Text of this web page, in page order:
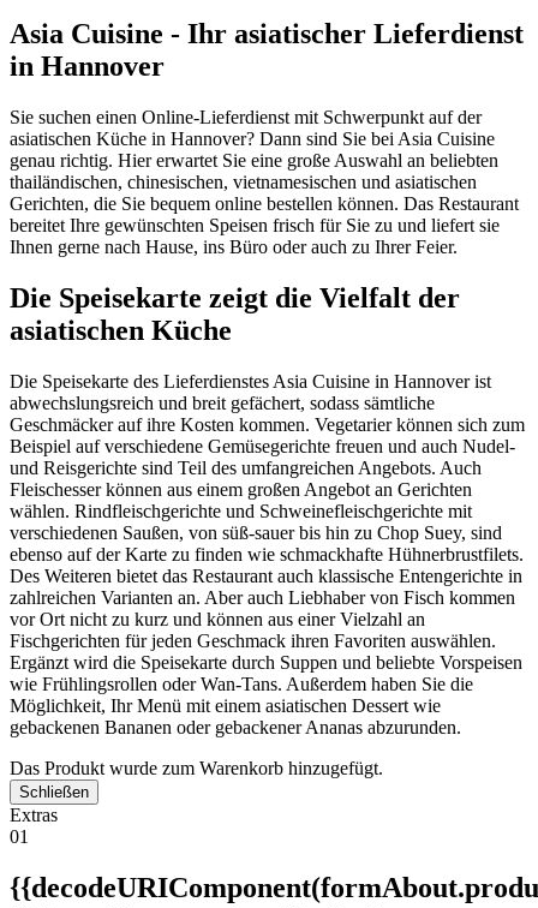
Asia Cuisine - Ihr asiatischer Lieferdienst
in Hannover
Sie suchen einen Online-Lieferdienst mit Schwerpunkt auf der
asiatischen Küche in Hannover? Dann sind Sie bei Asia Cuisine
genau richtig. Hier erwartet Sie eine große Auswahl an beliebten
thailändischen, chinesischen, vietnamesischen und asiatischen
Gerichten, die Sie bequem online bestellen können. Das Restaurant
bereitet Ihre gewünschten Speisen frisch für Sie zu und liefert sie
Ihnen gerne nach Hause, ins Büro oder auch zu Ihrer Feier.
Die Speisekarte zeigt die Vielfalt der
asiatischen Küche
Die Speisekarte des Lieferdienstes Asia Cuisine in Hannover ist
abwechslungsreich und breit gefächert, sodass sämtliche
Geschmäcker auf ihre Kosten kommen. Vegetarier können sich zum
Beispiel auf verschiedene Gemüsegerichte freuen und auch Nudel-
und Reisgerichte sind Teil des umfangreichen Angebots. Auch
Fleischesser können aus einem großen Angebot an Gerichten
wählen. Rindfleischgerichte und Schweinefleischgerichte mit
verschiedenen Saußen, von süß-sauer bis hin zu Chop Suey, sind
ebenso auf der Karte zu finden wie schmackhafte Hühnerbrustfilets.
Des Weiteren bietet das Restaurant auch klassische Entengerichte in
zahlreichen Varianten an. Aber auch Liebhaber von Fisch kommen
vor Ort nicht zu kurz und können aus einer Vielzahl an
Fischgerichten für jeden Geschmack ihren Favoriten auswählen.
Ergänzt wird die Speisekarte durch Suppen und beliebte Vorspeisen
wie Frühlingsrollen oder Wan-Tans. Außerdem haben Sie die
Möglichkeit, Ihr Menü mit einem asiatischen Dessert wie
gebackenen Bananen oder gebackener Ananas abzurunden.
Das Produkt wurde zum Warenkorb hinzugefügt.
Schließen
Extras
01